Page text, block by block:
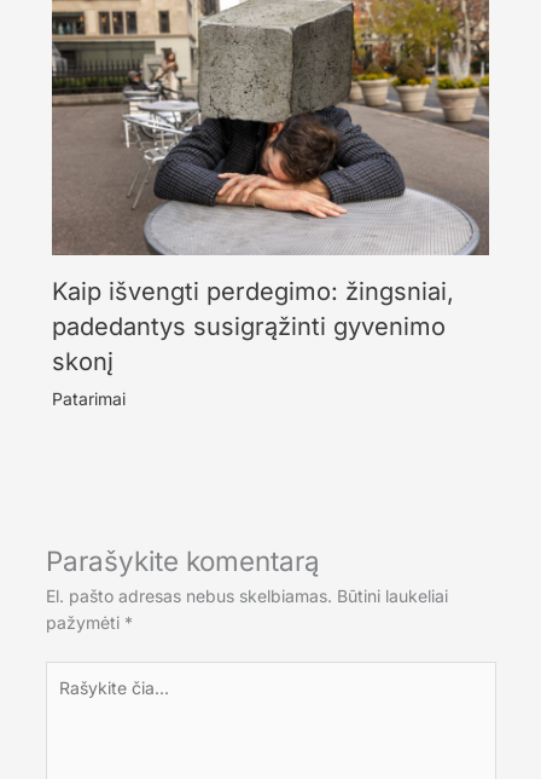
Kaip išvengti perdegimo: žingsniai,
padedantys susigrąžinti gyvenimo
skonį
Patarimai
Parašykite komentarą
El. pašto adresas nebus skelbiamas. Būtini laukeliai
pažymėti *
čia...